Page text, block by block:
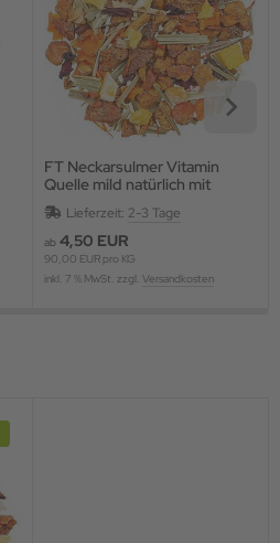
FT Neckarsulmer Vitamin
Quelle mild natürlich mit
Multivitaminkomplex
Lieferzeit: 2-3 Tage
ab 4,50 EUR
90,00 EUR pro KG
inkl. 7 % MwSt. zzgl. Versandkosten